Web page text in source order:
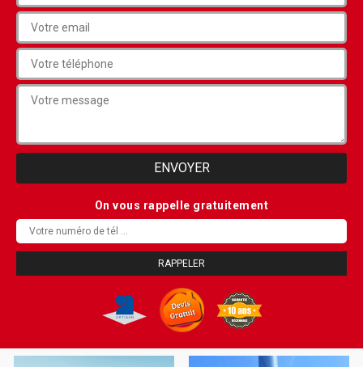
On vous rappelle gratuitement